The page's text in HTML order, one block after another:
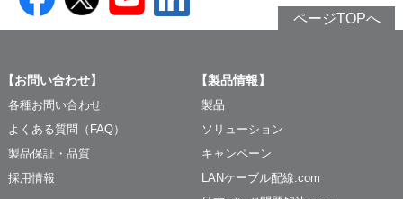
ページTOPへ
【お問い合わせ】
各種お問い合わせ
よくある質問（FAQ）
製品保証・品質
採用情報
【製品情報】
製品
ソリューション
キャンペーン
LANケーブル配線.com